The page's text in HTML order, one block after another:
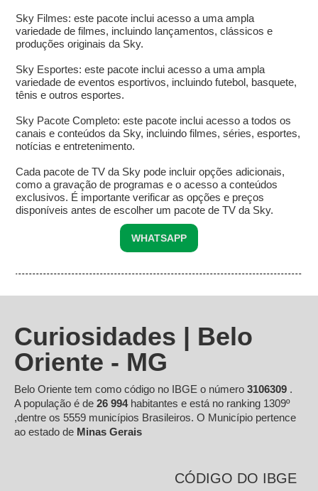
Sky Filmes: este pacote inclui acesso a uma ampla
variedade de filmes, incluindo lançamentos, clássicos e
produções originais da Sky.
Sky Esportes: este pacote inclui acesso a uma ampla
variedade de eventos esportivos, incluindo futebol, basquete,
tênis e outros esportes.
Sky Pacote Completo: este pacote inclui acesso a todos os
canais e conteúdos da Sky, incluindo filmes, séries, esportes,
notícias e entretenimento.
Cada pacote de TV da Sky pode incluir opções adicionais,
como a gravação de programas e o acesso a conteúdos
exclusivos. É importante verificar as opções e preços
disponíveis antes de escolher um pacote de TV da Sky.
WHATSAPP
Curiosidades | Belo
Oriente - MG
Belo Oriente tem como código no IBGE o número 3106309 .
A população é de 26 994 habitantes e está no ranking 1309º
,dentre os 5559 municípios Brasileiros. O Município pertence
ao estado de Minas Gerais
CÓDIGO DO IBGE